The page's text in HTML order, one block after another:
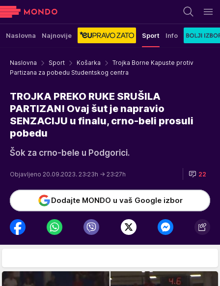
Naslovna Najnovije Sport Info
Naslovna Sport Košarka
Trojka Borne Kapuste protiv
Partizana za pobedu Studentskog centra
TROJKA PREKO RUKE SRUŠILA
PARTIZAN! Ovaj šut je napravio
SENZACIJU u finalu, crno-beli prosuli
pobedu
Šok za crno-bele u Podgorici.
Objavljeno 20.09.2023. 23:23h → 23:27h 22
Dodajte MONDO u vaš Google izbor